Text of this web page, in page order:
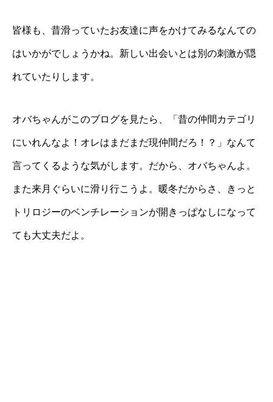
皆様も、昔滑っていたお友達に声をかけてみるなんての
はいかがでしょうかね。新しい出会いとは別の刺激が隠
れていたりします。
オバちゃんがこのブログを見たら、「昔の仲間カテゴリ
にいれんなよ！オレはまだまだ現仲間だろ！？」なんて
言ってくるような気がします。だから、オバちゃんよ。
また来月ぐらいに滑り行こうよ。暖冬だからさ、きっと
トリロジーのベンチレーションが開きっぱなしになって
ても大丈夫だよ。